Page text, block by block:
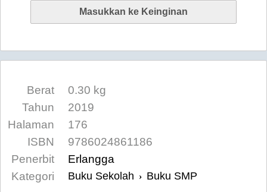
Berat
0.30 kg
Tahun
2019
Halaman
176
ISBN
9786024861186
Penerbit
Erlangga
Kategori
Buku Sekolah › Buku SMP